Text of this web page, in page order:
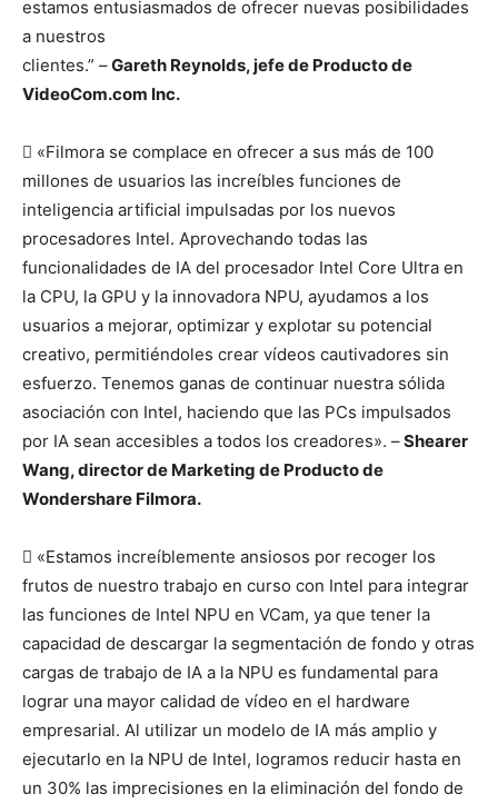
estamos entusiasmados de ofrecer nuevas posibilidades
a nuestros
clientes.” –Gareth Reynolds, jefe de Producto de
VideoCom.com Inc.
 «Filmora se complace en ofrecer a sus más de 100
millones de usuarios las increíbles funciones de
inteligencia artificial impulsadas por los nuevos
procesadores Intel. Aprovechando todas las
funcionalidades de IA del procesador Intel Core Ultra en
la CPU, la GPU y la innovadora NPU, ayudamos a los
usuarios a mejorar, optimizar y explotar su potencial
creativo, permitiéndoles crear vídeos cautivadores sin
esfuerzo. Tenemos ganas de continuar nuestra sólida
asociación con Intel, haciendo que las PCs impulsados
por IA sean accesibles a todos los creadores». –Shearer
Wang, director de Marketing de Producto de
Wondershare Filmora.
 «Estamos increíblemente ansiosos por recoger los
frutos de nuestro trabajo en curso con Intel para integrar
las funciones de Intel NPU en VCam, ya que tener la
capacidad de descargar la segmentación de fondo y otras
cargas de trabajo de IA a la NPU es fundamental para
lograr una mayor calidad de vídeo en el hardware
empresarial. Al utilizar un modelo de IA más amplio y
ejecutarlo en la NPU de Intel, logramos reducir hasta en
un 30% las imprecisiones en la eliminación del fondo de